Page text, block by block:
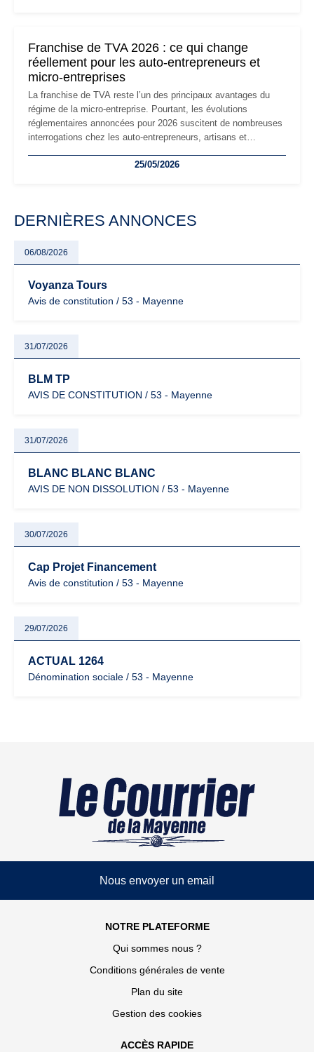
Franchise de TVA 2026 : ce qui change
réellement pour les auto-entrepreneurs et
micro-entreprises
La franchise de TVA reste l’un des principaux avantages du
régime de la micro-entreprise. Pourtant, les évolutions
réglementaires annoncées pour 2026 suscitent de nombreuses
interrogations chez les auto-entrepreneurs, artisans et
facturation ou risque de bascule vers la TVA : les règles
25/05/2026
DERNIÈRES ANNONCES
06/08/2026
Voyanza Tours
Avis de constitution / 53 - Mayenne
31/07/2026
BLM TP
AVIS DE CONSTITUTION / 53 - Mayenne
31/07/2026
BLANC BLANC BLANC
AVIS DE NON DISSOLUTION / 53 - Mayenne
30/07/2026
Cap Projet Financement
Avis de constitution / 53 - Mayenne
29/07/2026
ACTUAL 1264
Dénomination sociale / 53 - Mayenne
Nous envoyer un email
NOTRE PLATEFORME
Qui sommes nous ?
Conditions générales de vente
Plan du site
Gestion des cookies
ACCÈS RAPIDE